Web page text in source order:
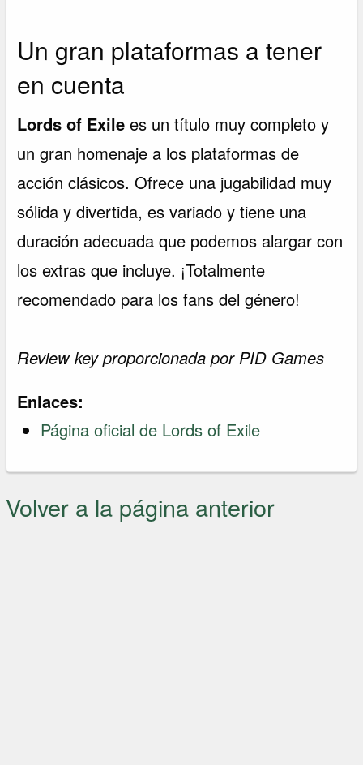
Un gran plataformas a tener
en cuenta
Lords of Exile es un título muy completo y
un gran homenaje a los plataformas de
acción clásicos. Ofrece una jugabilidad muy
sólida y divertida, es variado y tiene una
duración adecuada que podemos alargar con
los extras que incluye. ¡Totalmente
recomendado para los fans del género!
Review key proporcionada por PID Games
Enlaces:
Página oficial de Lords of Exile
Volver a la página anterior